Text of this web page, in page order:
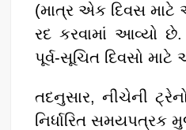
(માત્ર એક દિવસ
રદ કરવામાં આવ્યો
પૂર્વ-સૂચિત દિવસો
તદનુસાર, નીચેની
નિર્ધારિત સમયપત્રક